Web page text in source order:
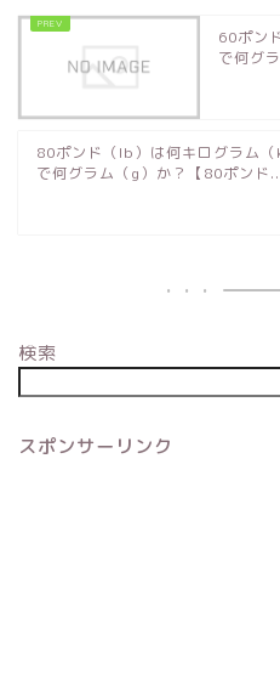
60ポン
で何グ
80ポンド（lb）は何キログラム（
で何グラム（g）か？【80ポンド
検索
スポンサーリンク